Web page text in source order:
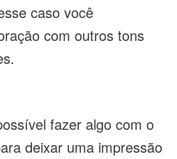
caso você
com outros tons
fazer algo com o
deixar uma impressão